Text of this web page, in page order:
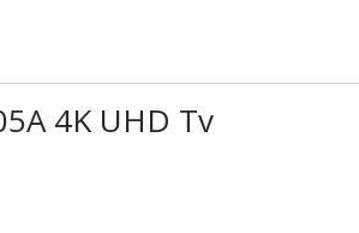
4K UHD Tv